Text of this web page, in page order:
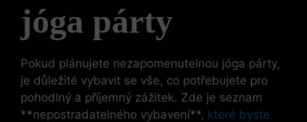
jóga párty
Pokud plánujete nezapomenutelnou jóga párty,
je důležité vybavit se vše, co potřebujete pro
pohodlný a příjemný zážitek. Zde je seznam
**nepostradatelného vybavení**, které byste